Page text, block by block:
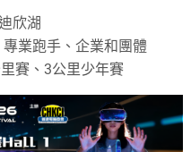
欣湖
業跑手、企業和團體
賽、3公里少年賽